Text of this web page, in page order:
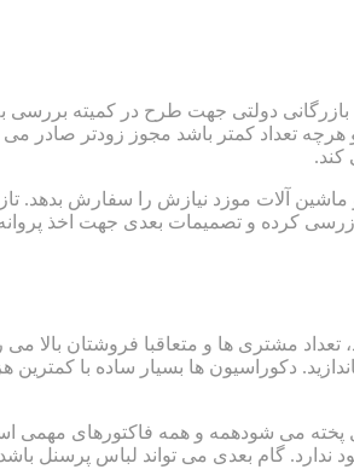
دولتی جهت طرح در کمیته بررسی
و هرچه تعداد کمتر باشد مجوز زودتر
کند.
آلات موزد نیازش را سفارش بدهد. تازه
کرده و تصمیمات بعدی جهت اخذ
مشتری ها و متعاقبا فروشتان بالا می
دکوراسیون ها بسیار ساده با کمترین
پخته می شودهمه و همه فاکتورهای
ندارد. گام بعدی می تواند لباس پرسنل